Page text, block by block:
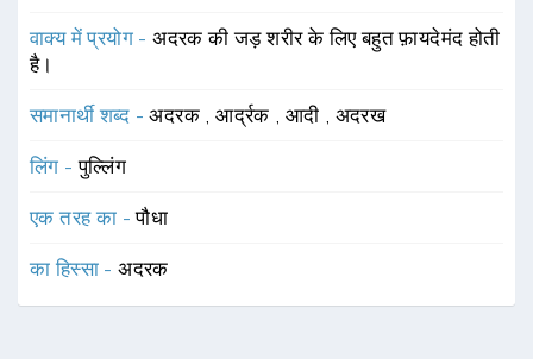
वाक्य में प्रयोग -अदरक की जड़ शरीर के लिए बहुत फ़ायदेमंद होती
है।
समानार्थी शब्द -अदरक ,आर्द्रक , आदी , अदरख
लिंग -पुल्लिंग
एक तरह का -पौधा
का हिस्सा -अदरक